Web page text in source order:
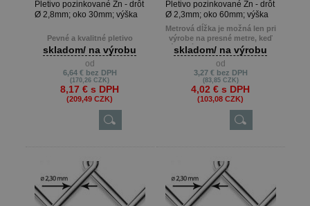
Pletivo pozinkované Zn - drôt
Ø 2,8mm; oko 30mm; výška
Pevné a kvalitné pletivo
Metrová dĺžka je možná len pri
výrobe na presné metre, keď
zákazník potrebuje napr. 22m ,
13m atď.
Min. odber je 10 m.
skladom/ na výrobu
od
6,64 € bez DPH
(170,26 CZK)
8,17 € s DPH
(209,49 CZK)
Pletivo pozinkované Zn - drôt
Ø 2,3mm; oko 60mm; výška
150cm
Metrová dĺžka je možná len pri
výrobe na presné metre, keď
zákazník potrebuje napr. 22m ,
13m atď.
Min. odber je 10 m.
skladom/ na výrobu
od
3,27 € bez DPH
(83,85 CZK)
4,02 € s DPH
(103,08 CZK)